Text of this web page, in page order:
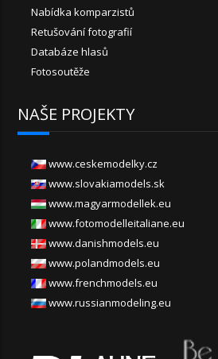
Nabídka komparzistů
Retušování fotografií
Databáze hlasů
Fotosoutěže
NAŠE PROJEKTY
www.ceskemodelky.cz
www.slovakiamodels.sk
www.magyarmodellek.eu
www.fotomodelleitaliane.eu
www.danishmodels.eu
www.polandmodels.eu
www.frenchmodels.eu
www.russianmodeling.eu